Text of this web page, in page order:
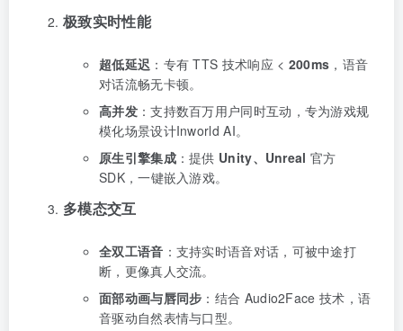
极致实时性能
超低延迟 ：专有 TTS 技术响应 < 200ms ，语音
对话流畅无卡顿。
高并发：支持数百万用户同时互动，专为游戏规
模化场景设计Inworld AI。
原生引擎集成：提供 Unity、Unreal 官方
SDK，一键嵌入游戏。
多模态交互
全双工语音 ：支持实时语音对话，可被中途打
断，更像真人交流。
面部动画与唇同步 ：结合 Audio2Face 技术，语
音驱动自然表情与口型。